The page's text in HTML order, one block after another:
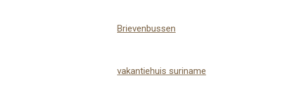
Brievenbussen
vakantiehuis suriname